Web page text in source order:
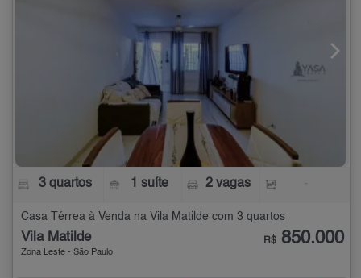
3 quartos 1 suíte 2 vagas
Casa Térrea à Venda na Vila Matilde com 3 quartos
Vila Matilde
Zona Leste - São Paulo
R$ 850.000